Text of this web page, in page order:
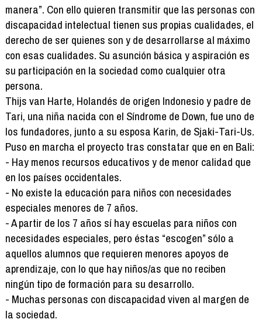
manera”. Con ello quieren transmitir que las personas con
discapacidad intelectual tienen sus propias cualidades, el
derecho de ser quienes son y de desarrollarse al máximo
con esas cualidades. Su asunción básica y aspiración es
su participación en la sociedad como cualquier otra
persona.
Thijs van Harte, Holandés de origen Indonesio y padre de
Tari, una niña nacida con el Síndrome de Down, fue uno de
los fundadores, junto a su esposa Karin, de Sjaki-Tari-Us.
Puso en marcha el proyecto tras constatar que en en Bali:
- Hay menos recursos educativos y de menor calidad que
en los países occidentales.
- No existe la educación para niños con necesidades
especiales menores de 7 años.
- A partir de los 7 años sí hay escuelas para niños con
necesidades especiales, pero éstas “escogen” sólo a
aquellos alumnos que requieren menores apoyos de
aprendizaje, con lo que hay niños/as que no reciben
ningún tipo de formación para su desarrollo.
- Muchas personas con discapacidad viven al margen de
la sociedad.